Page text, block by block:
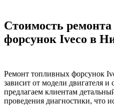
Стоимость
форсунок Iveco в
Ремонт топливных форсунок
зависит от модели двигателя
предлагаем клиентам
проведения диагностики, что